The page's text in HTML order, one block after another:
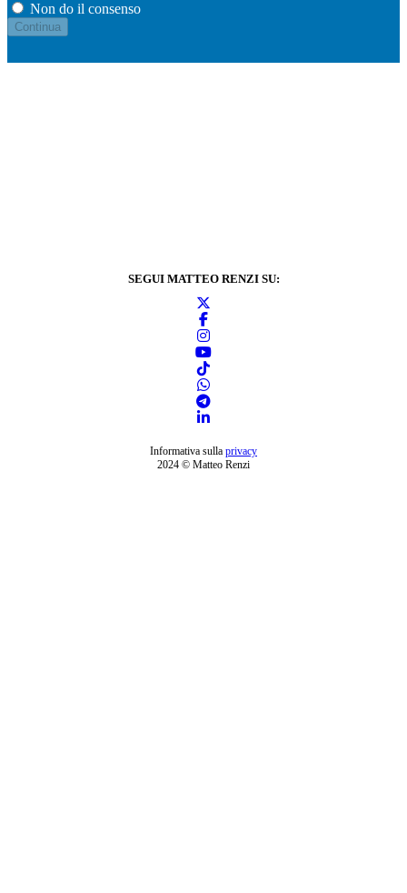
Non do il consenso
SEGUI MATTEO RENZI SU:
Informativa sulla privacy
2024 © Matteo Renzi